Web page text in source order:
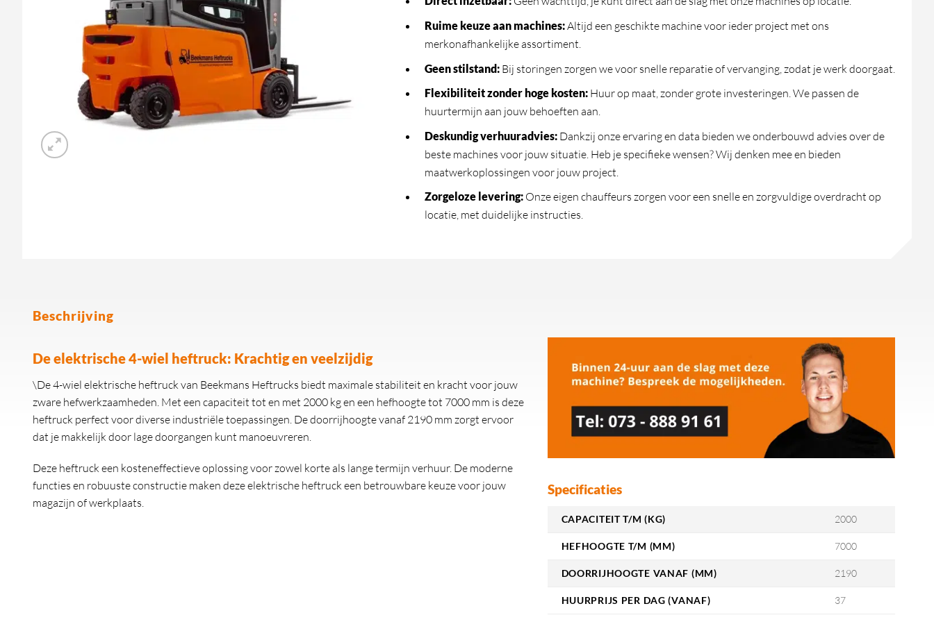
Ruime keuze aan machines:Altijd een geschikte machine voor ieder project met ons
merkonafhankelijke assortiment.
Geen stilstand: Bij storingen zorgen we voor snelle reparatie of vervanging, zodat je werk doorgaat.
Flexibiliteit zonder hoge kosten: Huur op maat, zonder grote investeringen. We passen de
huurtermijn aan jouw behoeften aan.
Deskundig verhuuradvies: Dankzij onze ervaring en data bieden we onderbouwd advies over de
beste machines voor jouw situatie. Heb je specifieke wensen? Wij denken mee en bieden
maatwerkoplossingen voor jouw project.
Zorgeloze levering: Onze eigen chauffeurs zorgen voor een snelle en zorgvuldige overdracht op
locatie, met duidelijke instructies.
Beschrijving
De elektrische 4-wiel heftruck: Krachtig en veelzijdig
\De 4-wiel elektrische heftruck van Beekmans Heftrucks biedt maximale stabiliteit en kracht voor jouw
zware hefwerkzaamheden. Met een capaciteit tot en met 2000 kg en een hefhoogte tot 7000 mm is deze
heftruck perfect voor diverse industriële toepassingen. De doorrijhoogte vanaf 2190 mm zorgt ervoor
dat je makkelijk door lage doorgangen kunt manoeuvreren.
Deze heftruck een kosteneffectieve oplossing voor zowel korte als lange termijn verhuur. De moderne
functies en robuuste constructie maken deze elektrische heftruck een betrouwbare keuze voor jouw
magazijn of werkplaats.
Specificaties
CAPACITEIT T/M (KG) 2000
HEFHOOGTE T/M (MM) 7000
DOORRIJHOOGTE VANAF (MM) 2190
HUURPRIJS PER DAG (VANAF) 37